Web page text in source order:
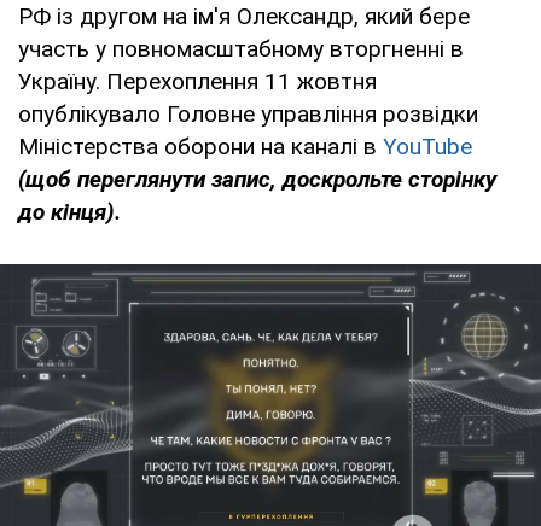
РФ із другом на ім'я Олександр, який бере
участь у повномасштабному вторгненні в
Україну. Перехоплення 11 жовтня
опублікувало Головне управління розвідки
Міністерства оборони на каналі в YouTube
(щоб переглянути запис, доскрольте сторінку
до кінця).